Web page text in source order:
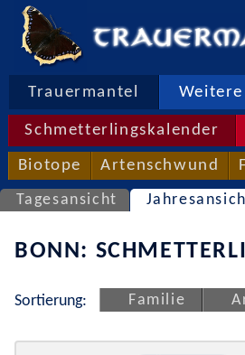
Trauermantel
Schmetterlingskalender
Biotope Artenschwund
Tagesansicht
BONN:
Sortierung: Familie